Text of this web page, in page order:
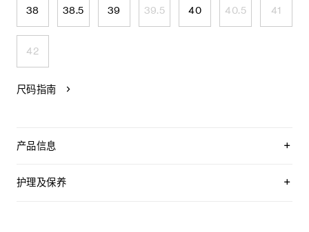
38 38.5 39 39.5 40 40.5 41
42
尺码指南
产品信息
鞋后帮饰TRIOMPHE刺绣
护理及保养